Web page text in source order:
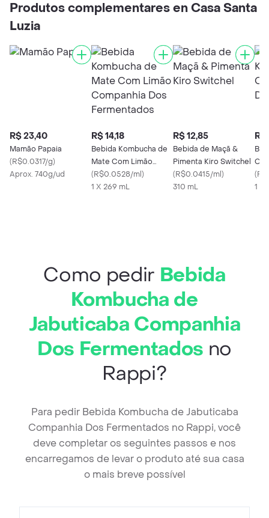
Produtos complementares en Casa Santa
Luzia
R$ 23,40
Mamão Papaia
(R$0.0317/g)
Aprox. 740g/ud
R$ 14,18
Bebida Kombucha de
Mate Com Limão
Companhia Dos
Fermentados
(R$0.0528/ml)
1 X 269 mL
R$ 12,85
Bebida de Maçã &
Pimenta Kiro Switchel
(R$0.0415/ml)
310 mL
R$
(
1 X
Como pedir Bebida
Kombucha de
Jabuticaba Companhia
Dos Fermentados no
Rappi?
Para pedir Bebida Kombucha de Jabuticaba
Companhia Dos Fermentados no Rappi, você
deve completar os seguintes passos e nos
encarregamos de levar o produto até sua casa
o mais breve possível